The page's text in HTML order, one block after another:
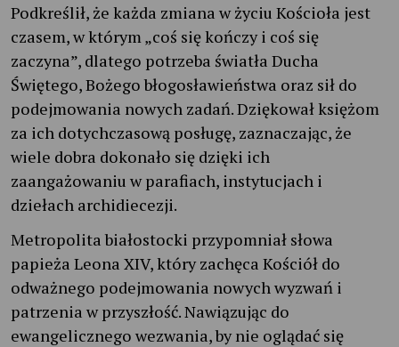
Podkreślił, że każda zmiana w życiu Kościoła jest
czasem, w którym „coś się kończy i coś się
zaczyna”, dlatego potrzeba światła Ducha
Świętego, Bożego błogosławieństwa oraz sił do
podejmowania nowych zadań. Dziękował księżom
za ich dotychczasową posługę, zaznaczając, że
wiele dobra dokonało się dzięki ich
zaangażowaniu w parafiach, instytucjach i
dziełach archidiecezji.
Metropolita białostocki przypomniał słowa
papieża Leona XIV, który zachęca Kościół do
odważnego podejmowania nowych wyzwań i
patrzenia w przyszłość. Nawiązując do
ewangelicznego wezwania, by nie oglądać się